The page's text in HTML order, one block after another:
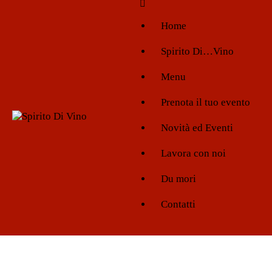
Home
Spirito Di…Vino
Menu
Prenota il tuo evento
Novità ed Eventi
Lavora con noi
Du mori
Contatti